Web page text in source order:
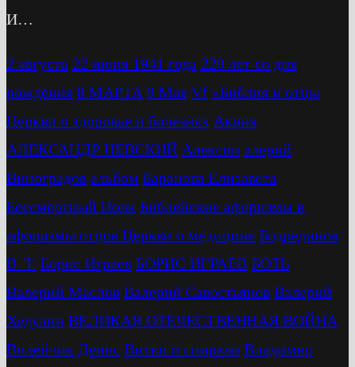
И…
2 августа 22 июня 1941 года 220 лет со дня
рождения 8 МАРТА 9 Мая Vf »Библия и отцы
Церкви о здоровье и болезнях Акция
АЛЕКСАНДР НЕВСКИЙ Алексин алерий
Виноградов альбом Баранова Елизавета
Бессмертный Полк Библейские афоризмы и
афоризмы отцов Церкви о медицине Бодрединов
В. Т. Бориc Играев БОРИС ИГРАЕВ БОТЬ
Валерий Маслов Валерий Савостьянов Валерий
Ходулин ВЕЛИКАЯ ОТЕЧЕСТВЕННАЯ ВОЙНА
Вилейчик Денис Витки и спирали Владимир